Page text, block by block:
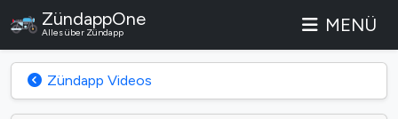
ZündappOne
Alles über Zündapp MENÜ
Zündapp Videos